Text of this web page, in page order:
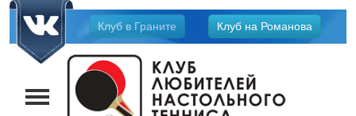
Jump
navigation
Клуб в Граните Клуб на Романова